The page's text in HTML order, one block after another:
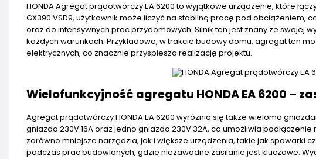
HONDA Agregat prądotwórczy EA 6200 to wyjątkowe urządzenie, które
GX390 VSD9, użytkownik może liczyć na stabilną pracę pod
oraz do intensywnych prac przydomowych. Silnik ten jest znany ze swojej
każdych warunkach. Przykładowo, w trakcie budowy domu, agregat ten
elektrycznych, co znacznie przyspiesza realizację projektu.
Wielofunkcyjność agregatu HONDA EA 6200 –
Agregat prądotwórczy HONDA EA 6200 wyróżnia się także wieloma
gniazda 230V 16A oraz jedno gniazdo 230V 32A, co umożliwia
zarówno mniejsze narzędzia, jak i większe urządzenia, takie jak spawarki
podczas prac budowlanych, gdzie niezawodne zasilanie jest kluczowe.